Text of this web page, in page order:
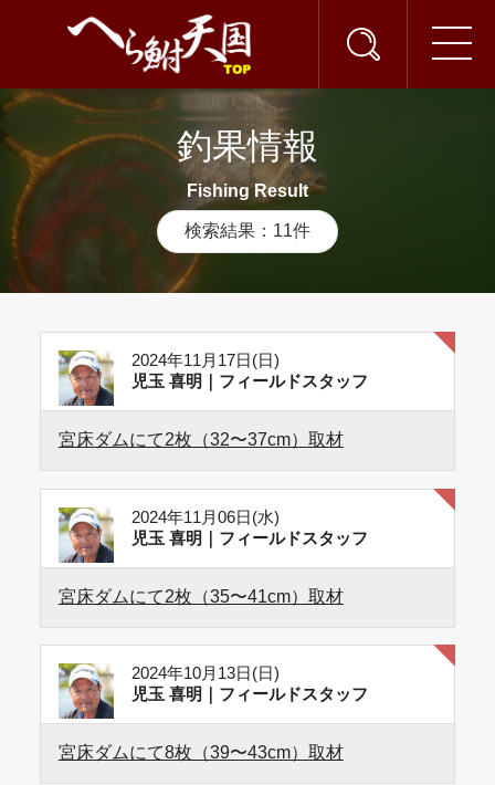
釣果情報
Fishing Result
検索結果：11件
2024年11月17日(日)
児玉 喜明｜フィールドスタッフ
宮床ダムにて2枚（32〜37cm）取材
2024年11月06日(水)
児玉 喜明｜フィールドスタッフ
宮床ダムにて2枚（35〜41cm）取材
2024年10月13日(日)
児玉 喜明｜フィールドスタッフ
宮床ダムにて8枚（39〜43cm）取材